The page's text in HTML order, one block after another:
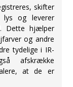
skifter
lys og leverer
Dette hjælper
og andre
tydelige i IR-
afskrække
at de er